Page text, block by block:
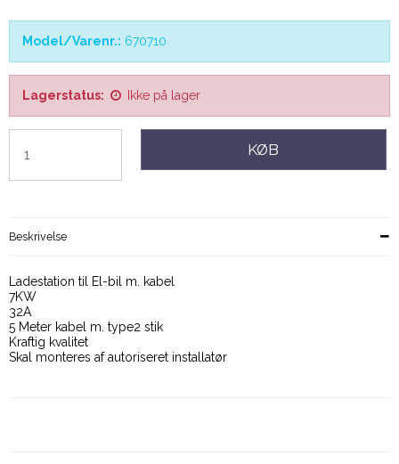
Model/Varenr.: 670710
Lagerstatus: Ikke på lager
KØB
Beskrivelse
Ladestation til El-bil m. kabel
7KW
32A
5 Meter kabel m. type2 stik
Kraftig kvalitet
Skal monteres af autoriseret installatør